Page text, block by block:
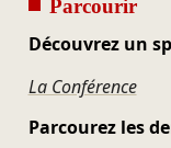
Parcourir
Découvrez un
La Conférence
Parcourez les